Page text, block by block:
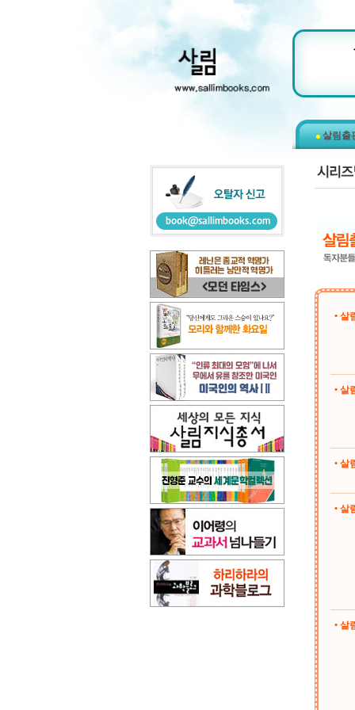
살림출
• 살
• 살
• 살
• 살
• 살